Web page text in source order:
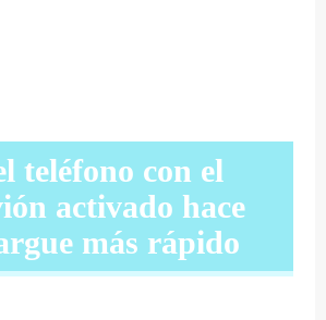
teléfono con el
activado hace
más rápido